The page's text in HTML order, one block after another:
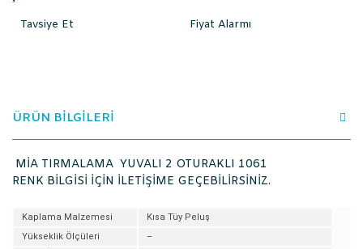
Tavsiye Et Fiyat Alarmı
ÜRÜN BİLGİLERİ
MİA TIRMALAMA YUVALI 2 OTURAKLI 1061
RENK BİLGİSİ İÇİN İLETİŞİME GEÇEBİLİRSİNİZ.
Kaplama Malzemesi
Kısa Tüy Peluş
Yükseklik Ölçüleri
–